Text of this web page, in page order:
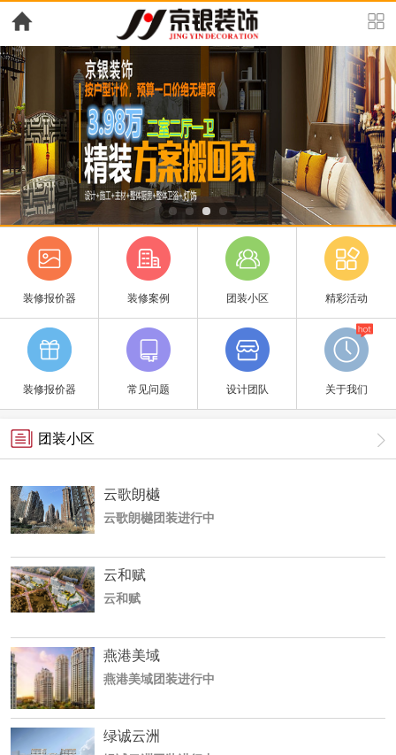
装修报价器 装修案例 团装小区 精彩活动
装修报价器 常见问题 设计团队 关于我们
团装小区
云歌朗樾
云歌朗樾团装进行中
云和赋
云和赋
燕港美域
燕港美域团装进行中
绿诚云洲